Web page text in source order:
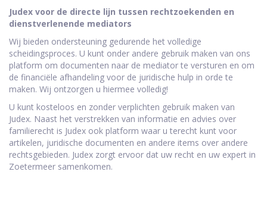
Judex voor de directe lijn tussen rechtzoekenden en
dienstverlenende mediators
Wij bieden ondersteuning gedurende het volledige
scheidingsproces. U kunt onder andere gebruik maken van ons
platform om documenten naar de mediator te versturen en om
de financiële afhandeling voor de juridische hulp in orde te
maken. Wij ontzorgen u hiermee volledig!
U kunt kosteloos en zonder verplichten gebruik maken van
Judex. Naast het verstrekken van informatie en advies over
familierecht is Judex ook platform waar u terecht kunt voor
artikelen, juridische documenten en andere items over andere
rechtsgebieden. Judex zorgt ervoor dat uw recht en uw expert in
Zoetermeer samenkomen.